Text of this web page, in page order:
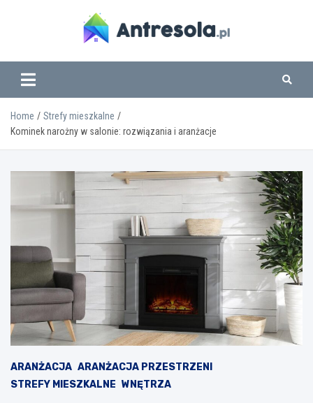
www.antresola.pl
Home
Strefy mieszkalne
Kominek narożny w salonie: rozwiązania i aranżacje
ARANŻACJA ARANŻACJA PRZESTRZENI
STREFY MIESZKALNE WNĘTRZA